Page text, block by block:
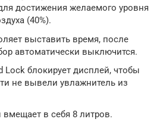
достижения желаемого уровня
(40%).
выставить время, после
автоматически выключится.
Lock блокирует дисплей, чтобы
не вывели увлажнитель из
в себя 8 литров.